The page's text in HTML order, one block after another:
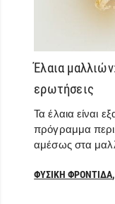
Έλαια
ερωτήσεις
Τα έλαια είναι
πρόγραμμα
αμέσως στα
ΦΥΣΙΚΉ ΦΡΟΝΤΊΔΑ